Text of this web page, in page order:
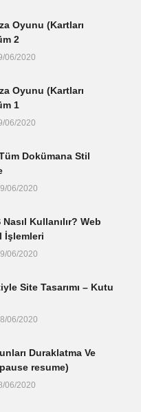
Oyunu (Kartları
2
06/2020
Oyunu (Kartları
1
06/2020
Dokümana Stil
06/2020
Kullanılır? Web
İşlemleri
06/2020
Site Tasarımı – Kutu
06/2020
Duraklatma Ve
resume)
06/2020